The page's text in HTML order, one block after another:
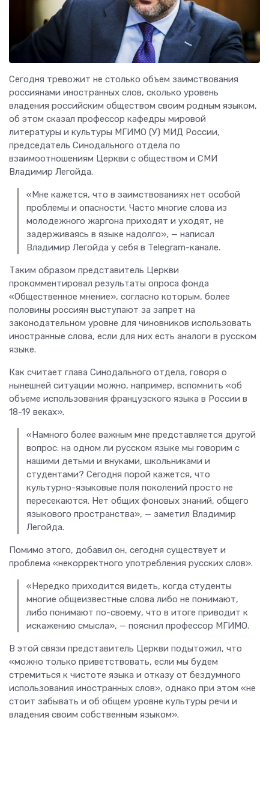
Сегодня тревожит не столько объем заимствования
россиянами иностранных слов, сколько уровень
владения российским обществом своим родным языком,
об этом сказал профессор кафедры мировой
литературы и культуры МГИМО (У) МИД России,
председатель Синодального отдела по
взаимоотношениям Церкви с обществом и СМИ
Владимир Легойда.
«Мне кажется, что в заимствованиях нет особой
проблемы и опасности. Часто многие слова из
молодежного жаргона приходят и уходят, не
задерживаясь в языке надолго», — написал
Владимир Легойда у себя в Telegram-канале.
Таким образом представитель Церкви
прокомментировал результаты опроса фонда
«Общественное мнение», согласно которым, более
половины россиян выступают за запрет на
законодательном уровне для чиновников использовать
иностранные слова, если для них есть аналоги в русском
языке.
Как считает глава Синодального отдела, говоря о
нынешней ситуации можно, например, вспомнить «об
объеме использования французского языка в России в
18-19 веках».
«Намного более важным мне представляется другой
вопрос: на одном ли русском языке мы говорим с
нашими детьми и внуками, школьниками и
студентами? Сегодня порой кажется, что
культурно-языковые поля поколений просто не
пересекаются. Нет общих фоновых знаний, общего
языкового пространства», — заметил Владимир
Легойда.
Помимо этого, добавил он, сегодня существует и
проблема «некорректного употребления русских слов».
«Нередко приходится видеть, когда студенты
многие общеизвестные слова либо не понимают,
либо понимают по-своему, что в итоге приводит к
искажению смысла», — пояснил профессор МГИМО.
В этой связи представитель Церкви подытожил, что
«можно только приветствовать, если мы будем
стремиться к чистоте языка и отказу от бездумного
использования иностранных слов», однако при этом «не
стоит забывать и об общем уровне культуры речи и
владения своим собственным языком».